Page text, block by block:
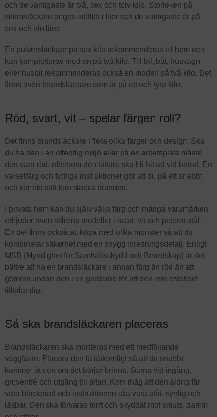
och de vanligaste är två, sex och tolv kilo. Storleken på
skumsläckare anges istället i liter och de vanligaste är på
sex och nio liter.
En pulversläckare på sex kilo rekommenderas till hem och
kan kompletteras med en på två kilo. Till bil, båt, husvagn
eller husbil rekommenderas också en modell på två kilo. Det
finns även brandsläckare som är på ett och fyra kilo.
Röd, svart, vit – spelar färgen roll?
Det finns brandsläckare i flera olika färger och design. Ska
du ha den i en offentlig miljö eller på en arbetsplats måste
den vara röd, eftersom den lättare ska bli hittad vid brand. En
varselfärg och tydliga instruktioner gör att du på ett snabbt
och korrekt sätt kan släcka branden.
I privata hem kan du själv välja färg och många varumärken
erbjuder även stilrena modeller i svart, vit och polerat stål.
En del finns också att köpa med olika mönster så att du
kombinerar säkerhet med en snygg inredningsdetalj. Enligt
MSB (Myndighet för Samhällsskydd och Beredskap) är det
bättre att ha en brandsläckare i annan färg än röd än att
gömma undan den i en garderob för att den inte estetiskt
tilltalar dig.
Så ska brandsläckaren placeras
Brandsläckaren ska monteras med ett medföljande
väggfäste. Placera den lättåtkomligt så att du snabbt
kommer åt den om det börjar brinna. Gärna vid ingång,
groventré och utgång till altan. Kom ihåg att den aldrig får
vara blockerad och instruktionen ska vara utåt, synlig och
läsbar. Den ska förvaras torrt och skyddat mot smuts, damm